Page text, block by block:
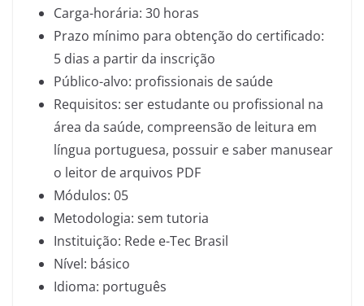
Carga-horária: 30 horas
Prazo mínimo para obtenção do certificado:
5 dias a partir da inscrição
Público-alvo: profissionais de saúde
Requisitos: ser estudante ou profissional na
área da saúde, compreensão de leitura em
língua portuguesa, possuir e saber manusear
o leitor de arquivos PDF
Módulos: 05
Metodologia: sem tutoria
Instituição: Rede e-Tec Brasil
Nível: básico
Idioma: português